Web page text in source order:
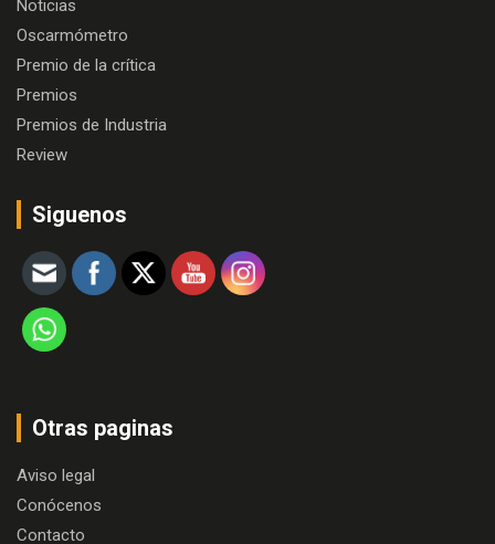
Noticias
Oscarmómetro
Premio de la crítica
Premios
Premios de Industria
Review
Siguenos
Otras paginas
Aviso legal
Conócenos
Contacto